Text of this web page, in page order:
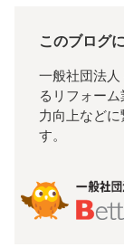
このブログ
一般社団法
るリフォー
力向上など
す。